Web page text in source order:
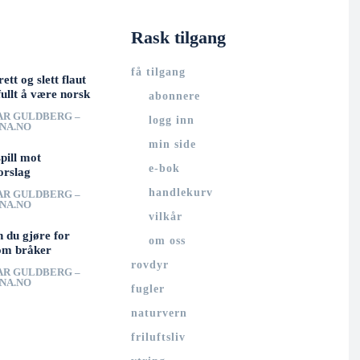
og slett flaut
å være norsk
GULDBERG –
mot
GULDBERG –
du gjøre for
bråker
GULDBERG –
Rask tilgang
få tilgang
abonnere
logg inn
min side
e-bok
handlekurv
vilkår
om oss
rovdyr
fugler
naturvern
friluftsliv